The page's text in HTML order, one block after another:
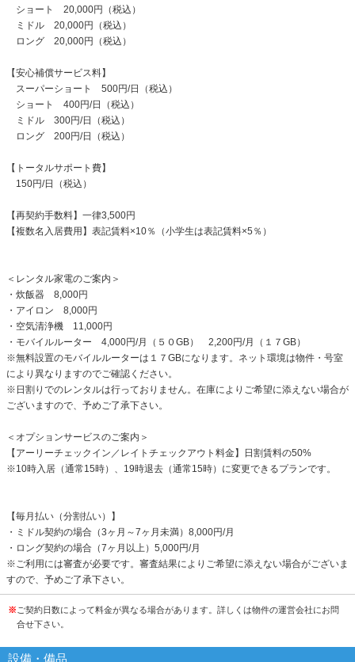
ショート 20,000円（税込）
ミドル 20,000円（税込）
ロング 20,000円（税込）
【安心補償サービス料】
スーパーショート 500円/日（税込）
ショート 400円/日（税込）
ミドル 300円/日（税込）
ロング 200円/日（税込）
【トータルサポート費】
150円/日（税込）
【再契約手数料】一律3,500円
【複数名入居費用】表記賃料×10％（小学生は表記賃料×5％）
＜レンタル家電のご案内＞
・炊飯器 8,000円
・アイロン 8,000円
・空気清浄機 11,000円
・モバイルルーター 4,000円/月（５０GB） 2,200円/月（１７GB）
※無料設置のモバイルルーターは１７GBになります。ネット環境は物件・号室
により異なりますのでご確認ください。
※日割りでのレンタルは行っておりません。在庫によりご希望に添えない場合が
ございますので、予めご了承下さい。
＜オプションサービスのご案内＞
【アーリーチェックイン／レイトチェックアウト料金】日割賃料の50%
※10時入居（通常15時）、19時退去（通常15時）に変更できるプランです。
【毎月払い（分割払い）】
・ミドル契約の場合（3ヶ月～7ヶ月未満）8,000円/月
・ロング契約の場合（7ヶ月以上）5,000円/月
※ご利用には審査が必要です。審査結果によりご希望に添えない場合がございま
すので、予めご了承下さい。
※ ご契約日数によって料金が異なる場合があります。詳しくは物件の運営会社にお問
合せ下さい。
設備・備品